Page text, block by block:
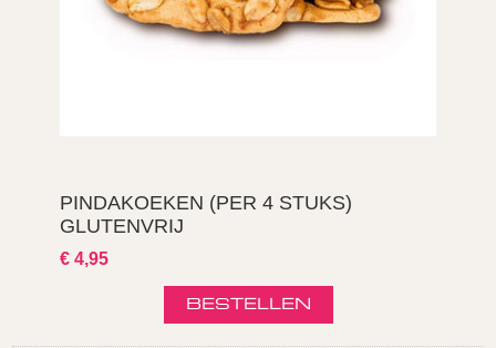
PINDAKOEKEN (PER 4 STUKS)
GLUTENVRIJ
€ 4,95